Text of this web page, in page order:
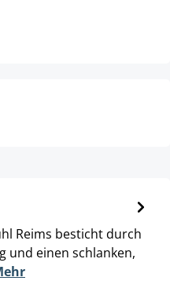
Reims besticht durch
und einen schlanken,